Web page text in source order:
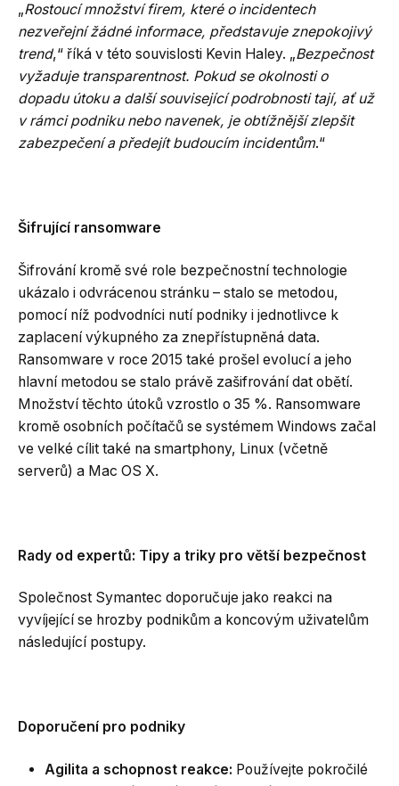
„Rostoucí množství firem, které o incidentech
nezveřejní žádné informace, představuje znepokojivý
trend,“ říká v této souvislosti Kevin Haley. „Bezpečnost
vyžaduje transparentnost. Pokud se okolnosti o
dopadu útoku a další související podrobnosti tají, ať už
v rámci podniku nebo navenek, je obtížnější zlepšit
zabezpečení a předejít budoucím incidentům.“
Šifrující ransomware
Šifrování kromě své role bezpečnostní technologie
ukázalo i odvrácenou stránku – stalo se metodou,
pomocí níž podvodníci nutí podniky i jednotlivce k
zaplacení výkupného za znepřístupněná data.
Ransomware v roce 2015 také prošel evolucí a jeho
hlavní metodou se stalo právě zašifrování dat obětí.
Množství těchto útoků vzrostlo o 35 %. Ransomware
kromě osobních počítačů se systémem Windows začal
ve velké cílit také na smartphony, Linux (včetně
serverů) a Mac OS X.
Rady od expertů: Tipy a triky pro větší bezpečnost
Společnost Symantec doporučuje jako reakci na
vyvíjející se hrozby podnikům a koncovým uživatelům
následující postupy.
Doporučení pro podniky
Agilita a schopnost reakce: Používejte pokročilé